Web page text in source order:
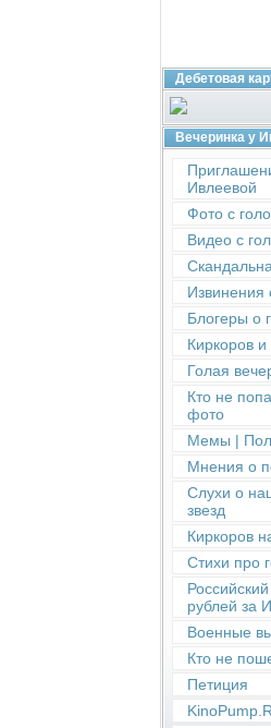
Дебетовая
Вечеринка у
Ивлеевой
Фото с
Видео с
Извинения
Блогеры о
Киркоров и
Голая
Кто не
фото
Мемы |
Мнения о
Слухи о
звезд
Киркоров
Стихи про
рублей за
Военные
Кто не
Петиция